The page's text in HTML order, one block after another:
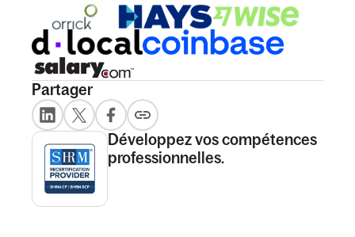
Partager
Développez vos compétences
professionnelles.